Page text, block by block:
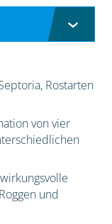
Rostarten
von vier
und